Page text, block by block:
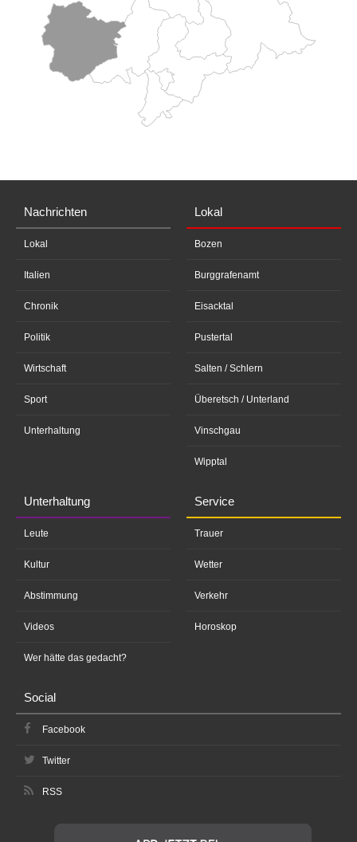
Nachrichten
Lokal
Italien
Chronik
Politik
Wirtschaft
Sport
Unterhaltung
Lokal
Bozen
Burggrafenamt
Eisacktal
Pustertal
Salten / Schlern
Überetsch / Unterland
Vinschgau
Wipptal
Unterhaltung
Leute
Kultur
Abstimmung
Videos
Wer hätte das gedacht?
Service
Trauer
Wetter
Verkehr
Horoskop
Social
Facebook
Twitter
RSS